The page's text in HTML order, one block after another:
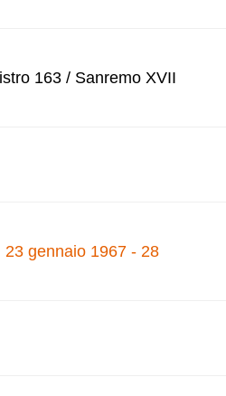
163 / Sanremo XVII
gennaio 1967 - 28